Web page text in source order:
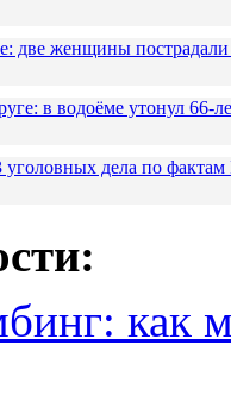
две женщины пострадали
в водоёме утонул 66-
дела по
как